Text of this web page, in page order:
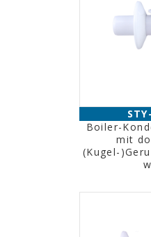
Boiler-
mit
(Kugel-